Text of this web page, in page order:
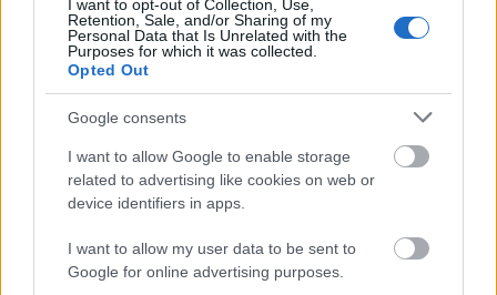
I want to opt-out of Collection, Use,
Retention, Sale, and/or Sharing of my
Personal Data that Is Unrelated with the
Purposes for which it was collected.
Opted Out
Google consents
I want to allow Google to enable storage
related to advertising like cookies on web or
device identifiers in apps.
I want to allow my user data to be sent to
Google for online advertising purposes.